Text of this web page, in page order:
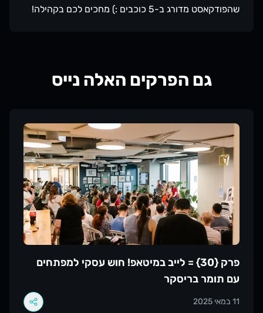
שהפודקאסט מדורג ב-5 כוכבים :) מחכים לכם בקהילה!
גם הפרקים האלה נייס
עבור לעמוד שלפרק {30} = לייב במיטאפ! חוש עסקי למפתחים
עם תומר בריסקר
11 במאי 2025